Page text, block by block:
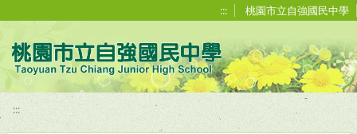
::: 桃園市立自強國民中學
:::